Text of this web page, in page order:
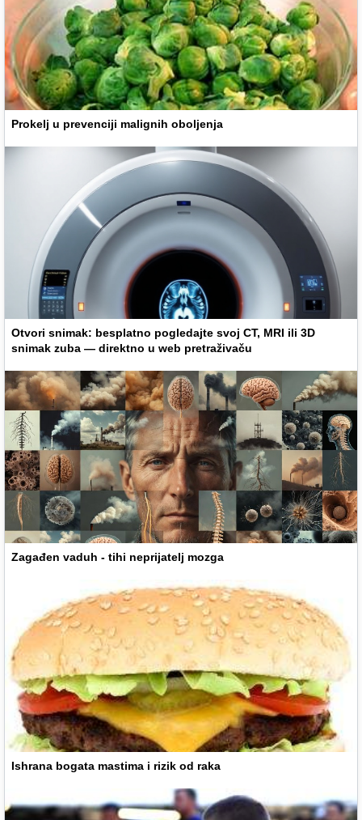
Prokelj u prevenciji malignih oboljenja
Otvori snimak: besplatno pogledajte svoj CT, MRI ili 3D
snimak zuba — direktno u web pretraživaču
Zagađen vaduh - tihi neprijatelj mozga
Ishrana bogata mastima i rizik od raka